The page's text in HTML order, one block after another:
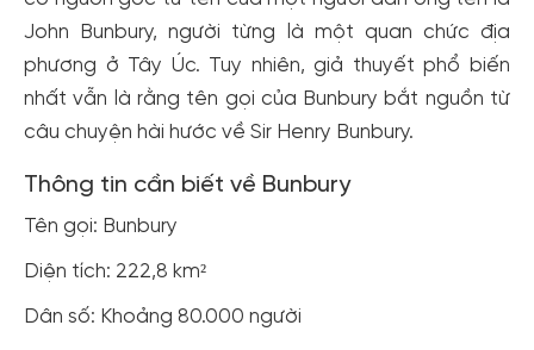
John Bunbury, người từng là một quan chức địa
phương ở Tây Úc. Tuy nhiên, giả thuyết phổ biến
nhất vẫn là rằng tên gọi của Bunbury bắt nguồn từ
câu chuyện hài hước về Sir Henry Bunbury.
Thông tin cần biết về Bunbury
Tên gọi: Bunbury
Diện tích: 222,8 km²
Dân số: Khoảng 80.000 người